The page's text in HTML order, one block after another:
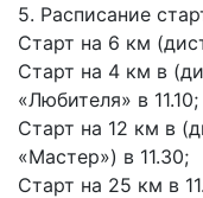
5. Расписание
Старт на 6 км
Старт на 4 км в
«Любителя» в 11.10;
Старт на 12 км в
«Мастер») в 11.30;
Старт на 25 км в